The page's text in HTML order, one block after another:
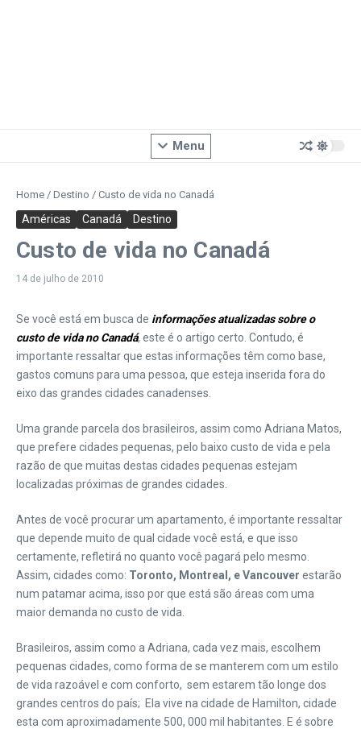
Menu
Home / Destino / Custo de vida no Canadá
Américas Canadá Destino
Custo de vida no Canadá
14 de julho de 2010
Se você está em busca de informações atualizadas sobre o
custo de vida no Canadá, este é o artigo certo. Contudo, é
importante ressaltar que estas informações têm como base,
gastos comuns para uma pessoa, que esteja inserida fora do
eixo das grandes cidades canadenses.
Uma grande parcela dos brasileiros, assim como Adriana Matos,
que prefere cidades pequenas, pelo baixo custo de vida e pela
razão de que muitas destas cidades pequenas estejam
localizadas próximas de grandes cidades.
Antes de você procurar um apartamento, é importante ressaltar
que depende muito de qual cidade você está, e que isso
certamente, refletirá no quanto você pagará pelo mesmo.
Assim, cidades como: Toronto, Montreal, e Vancouver estarão
num patamar acima, isso por que está são áreas com uma
maior demanda no custo de vida.
Brasileiros, assim como a Adriana, cada vez mais, escolhem
pequenas cidades, como forma de se manterem com um estilo
de vida razoável e com conforto, sem estarem tão longe dos
grandes centros do país; Ela vive na cidade de Hamilton, cidade
esta com aproximadamente 500, 000 mil habitantes. E é sobre